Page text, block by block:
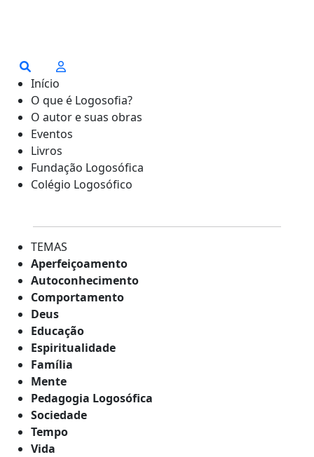
Início
O que é Logosofia?
O autor e suas obras
Eventos
Livros
Fundação Logosófica
Colégio Logosófico
TEMAS
Aperfeiçoamento
Autoconhecimento
Comportamento
Deus
Educação
Espiritualidade
Família
Mente
Pedagogia Logosófica
Sociedade
Tempo
Vida